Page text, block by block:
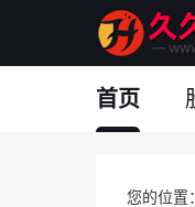
首页
您的位置：